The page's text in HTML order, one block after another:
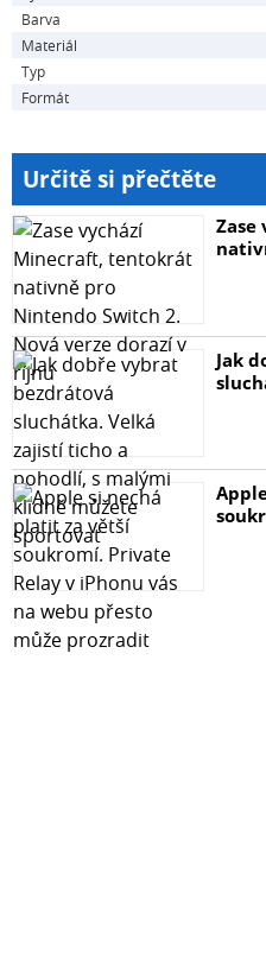
Barva
Materiál
Typ
Formát
Určitě si přečtěte
Jak